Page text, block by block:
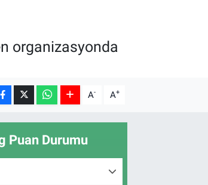
organizasyonda
A- A+
Puan Durumu